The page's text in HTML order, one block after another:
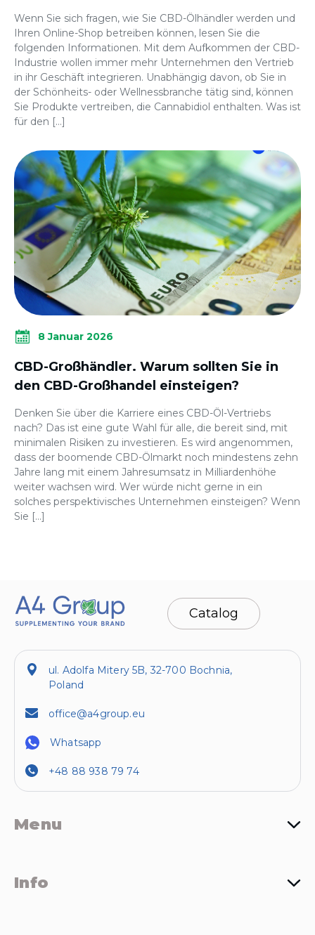
Wenn Sie sich fragen, wie Sie CBD-Ölhändler werden und
Ihren Online-Shop betreiben können, lesen Sie die
folgenden Informationen. Mit dem Aufkommen der CBD-
Industrie wollen immer mehr Unternehmen den Vertrieb
in ihr Geschäft integrieren. Unabhängig davon, ob Sie in
der Schönheits- oder Wellnessbranche tätig sind, können
Sie Produkte vertreiben, die Cannabidiol enthalten. Was ist
für den […]
8 Januar 2026
CBD-Großhändler. Warum sollten Sie in
den CBD-Großhandel einsteigen?
Denken Sie über die Karriere eines CBD-Öl-Vertriebs
nach? Das ist eine gute Wahl für alle, die bereit sind, mit
minimalen Risiken zu investieren. Es wird angenommen,
dass der boomende CBD-Ölmarkt noch mindestens zehn
Jahre lang mit einem Jahresumsatz in Milliardenhöhe
weiter wachsen wird. Wer würde nicht gerne in ein
solches perspektivisches Unternehmen einsteigen? Wenn
Sie […]
Catalog
ul. Adolfa Mitery 5B, 32-700 Bochnia,
Poland
office@a4group.eu
Whatsapp
+48 88 938 79 74
Menu
Info